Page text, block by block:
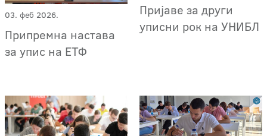
03. феб 2026.
Припремна настава
за упис на ЕТФ
Пријаве за други
уписни рок на УНИБЛ